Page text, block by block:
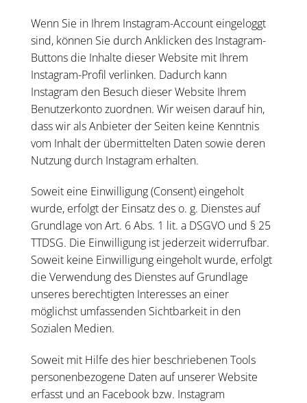
Wenn Sie in Ihrem Instagram-Account eingeloggt
sind, können Sie durch Anklicken des Instagram-
Buttons die Inhalte dieser Website mit Ihrem
Instagram-Profil verlinken. Dadurch kann
Instagram den Besuch dieser Website Ihrem
Benutzerkonto zuordnen. Wir weisen darauf hin,
dass wir als Anbieter der Seiten keine Kenntnis
vom Inhalt der übermittelten Daten sowie deren
Nutzung durch Instagram erhalten.
Soweit eine Einwilligung (Consent) eingeholt
wurde, erfolgt der Einsatz des o. g. Dienstes auf
Grundlage von Art. 6 Abs. 1 lit. a DSGVO und § 25
TTDSG. Die Einwilligung ist jederzeit widerrufbar.
Soweit keine Einwilligung eingeholt wurde, erfolgt
die Verwendung des Dienstes auf Grundlage
unseres berechtigten Interesses an einer
möglichst umfassenden Sichtbarkeit in den
Sozialen Medien.
Soweit mit Hilfe des hier beschriebenen Tools
personenbezogene Daten auf unserer Website
erfasst und an Facebook bzw. Instagram